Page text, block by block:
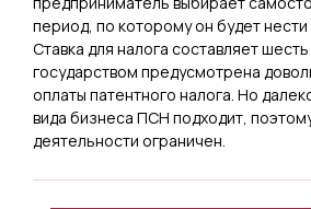
период, по которому он будет нести
Ставка для налога составляет
государством предусмотрена
оплаты патентного налога. Но
вида бизнеса ПСН подходит,
деятельности ограничен.